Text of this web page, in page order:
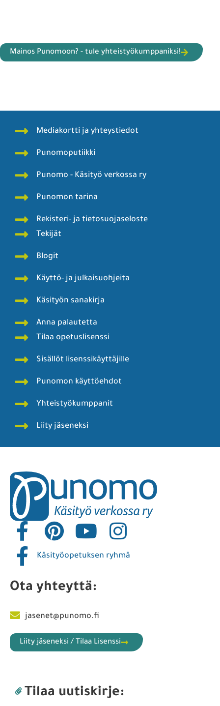
Mainos Punomoon? - tule yhteistyökumppaniksi!
Mediakortti ja yhteystiedot
Punomoputiikki
Punomo - Käsityö verkossa ry
Punomon tarina
Rekisteri- ja tietosuojaseloste
Tekijät
Blogit
Käyttö- ja julkaisuohjeita
Käsityön sanakirja
Anna palautetta
Tilaa opetuslisenssi
Sisällöt lisenssikäyttäjille
Punomon käyttöehdot
Yhteistyökumppanit
Liity jäseneksi
Käsityöopetuksen ryhmä
Ota yhteyttä:
jasenet@punomo.fi
Liity jäseneksi / Tilaa Lisenssi
Tilaa uutiskirje: